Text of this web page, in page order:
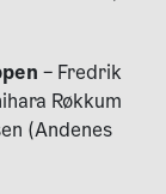
– Fredrik
Røkkum
(Andenes